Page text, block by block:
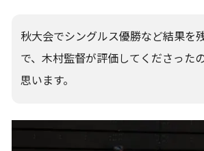
秋大会でシングルス優勝など結果を
で、木村監督が評価してくださった
思います。